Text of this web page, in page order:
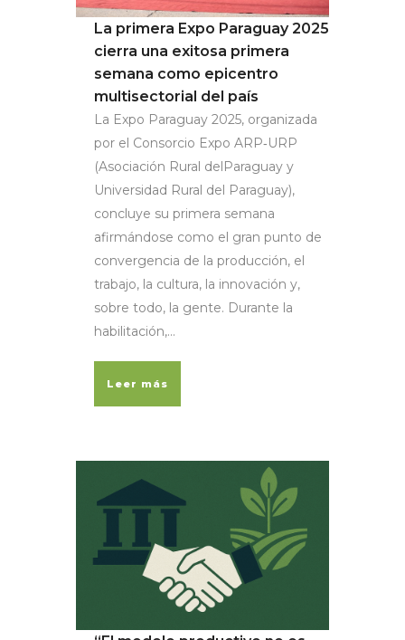
La primera Expo Paraguay 2025
cierra una exitosa primera
semana como epicentro
multisectorial del país
La Expo Paraguay 2025, organizada
por el Consorcio Expo ARP‐URP
(Asociación Rural delParaguay y
Universidad Rural del Paraguay),
concluye su primera semana
afirmándose como el gran punto de
convergencia de la producción, el
trabajo, la cultura, la innovación y,
sobre todo, la gente. Durante la
habilitación,...
Leer más